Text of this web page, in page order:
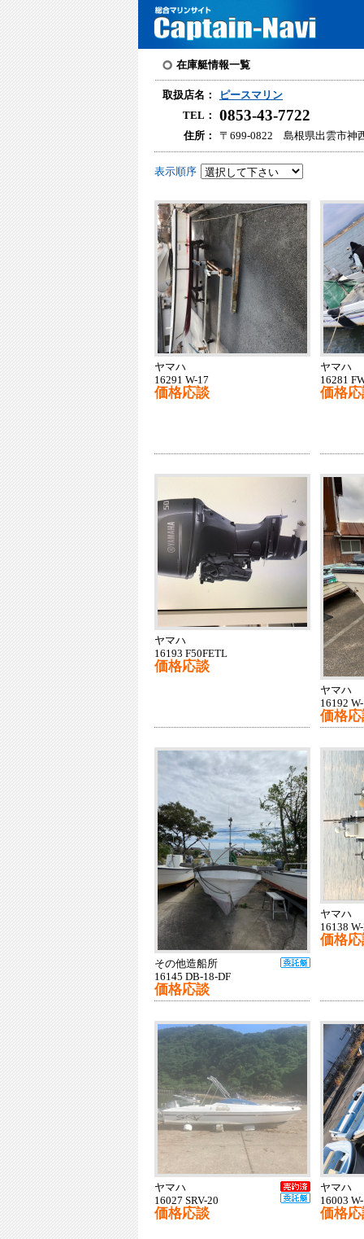
在庫艇情報一覧
取扱店名：
ピースマリン
TEL：
0853-43-7722
住所： 〒699-0822 島根県出雲市神
表示順序
ヤマハ
16291 W-17
価格応談
ヤマハ
16281
価格
ヤマハ
16193 F50FETL
価格応談
ヤマハ
16192
価格
その他造船所
16145 DB-18-DF
価格応談
ヤマハ
16138
価格
ヤマハ
16027 SRV-20
価格応談
ヤマハ
16003
価格